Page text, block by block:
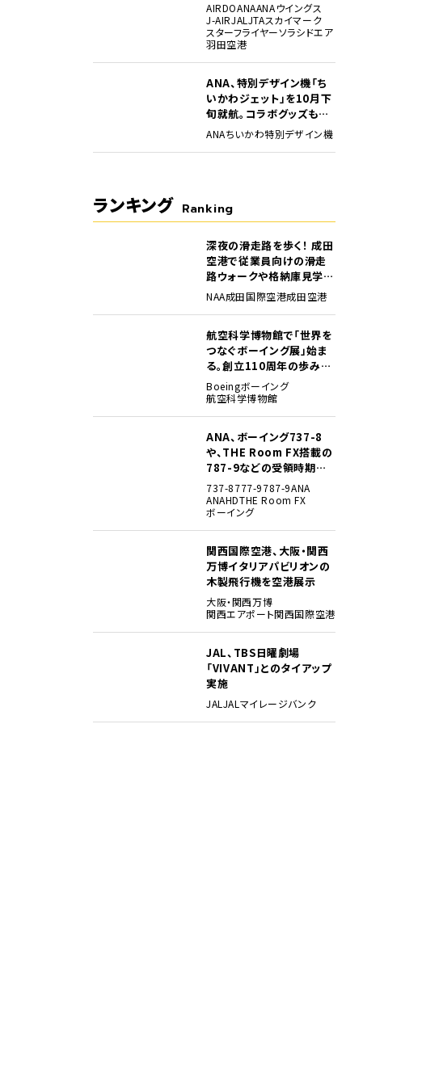
向け
AIRDOANAANAウイングス
J-AIRJAL JTAスカイマーク
スターフライヤーソラシドエア
羽田空港
ANA、特別デザイン機「ち
いかわジェット」を10月下
旬就航。コラボグッズも展
開
ANAちいかわ特別デザイン機
ランキング Ranking
深夜の滑走路を歩く！ 成田
空港で従業員向けの滑走
路ウォークや格納庫見学イ
ベントを初開催
NAA成田国際空港成田空港
航空科学博物館で「世界を
つなぐボーイング展」始ま
る。創立110周年の歩みを
貴重な資料でたどる
Boeingボーイング
航空科学博物館
ANA、ボーイング737-8
や、THE Room FX搭載の
787-9などの受領時期見
込みを明らかに
737-8777-9787-9ANA
ANAHDTHE Room FX
ボーイング
関西国際空港、大阪・関西
万博イタリアパビリオンの
木製飛行機を空港展示
大阪・関西万博
関西エアポート関西国際空港
JAL、TBS日曜劇場
「VIVANT」とのタイアップ
実施
JAL JALマイレージバンク